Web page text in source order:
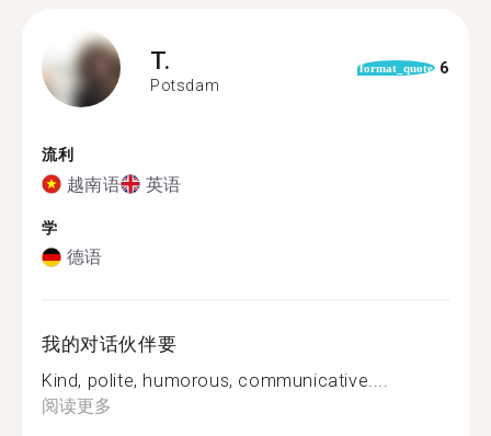
T.
Potsdam
format_quote 6
流利
越南语 英语
学
德语
我的对话伙伴要
Kind, polite, humorous, communicative....
阅读更多